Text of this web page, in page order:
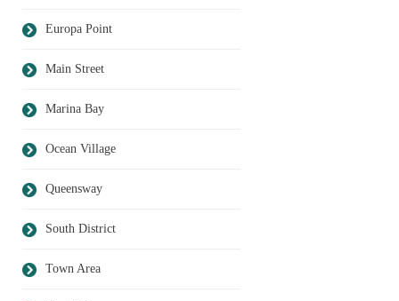
Europa Point
Main Street
Marina Bay
Ocean Village
Queensway
South District
Town Area